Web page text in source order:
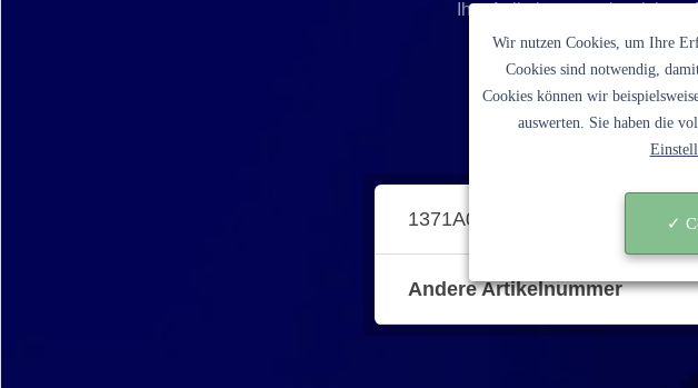
Ihre Artikelnummer ist nicht
1371A003 (schwarz)
Andere Artikelnummer
Wir nutzen Cookies, um Ihre
Cookies sind notwendig,
Cookies können wir
auswerten. Sie haben die
✓